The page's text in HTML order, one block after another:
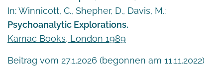
In: Winnicott, C., Shepher, D., Davis, M.:
Psychoanalytic Explorations.
Karnac Books, London 1989
Beitrag vom 27.1.2026 (begonnen am 11.11.2022)